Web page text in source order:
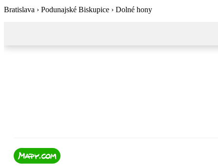
Bratislava › Podunajské Biskupice › Dolné hony